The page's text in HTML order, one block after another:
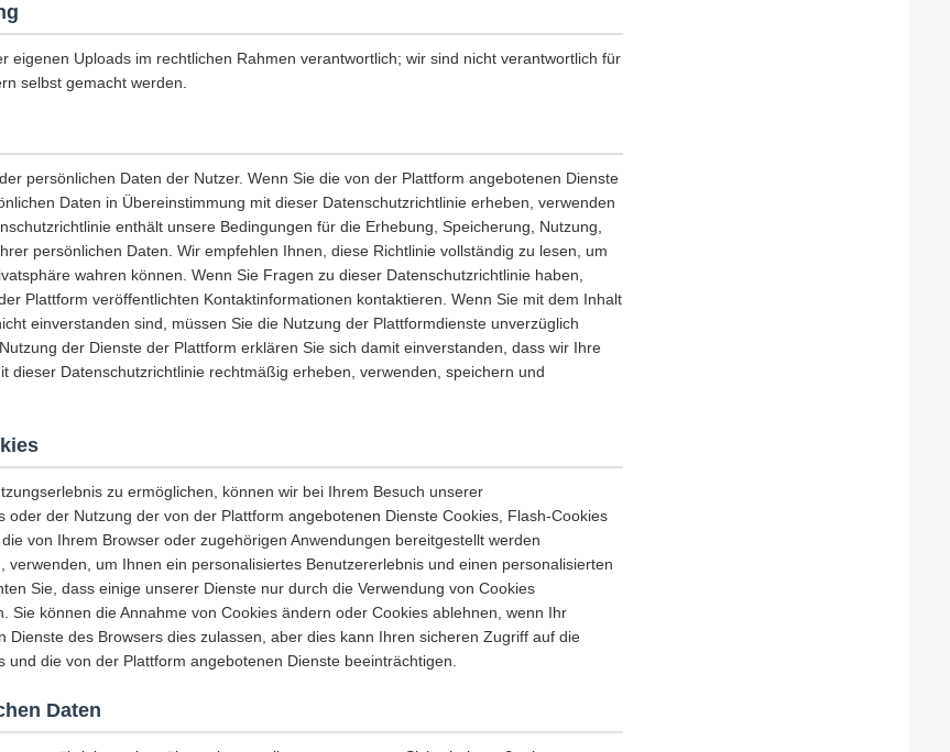
eigenen Uploads im rechtlichen Rahmen verantwortlich; wir sind nicht verantwortlich für
selbst gemacht werden.
persönlichen Daten der Nutzer. Wenn Sie die von der Plattform angebotenen Dienste
Daten in Übereinstimmung mit dieser Datenschutzrichtlinie erheben, verwenden
enthält unsere Bedingungen für die Erhebung, Speicherung, Nutzung,
persönlichen Daten. Wir empfehlen Ihnen, diese Richtlinie vollständig zu lesen, um
wahren können. Wenn Sie Fragen zu dieser Datenschutzrichtlinie haben,
Plattform veröffentlichten Kontaktinformationen kontaktieren. Wenn Sie mit dem Inhalt
einverstanden sind, müssen Sie die Nutzung der Plattformdienste unverzüglich
der Dienste der Plattform erklären Sie sich damit einverstanden, dass wir Ihre
dieser Datenschutzrichtlinie rechtmäßig erheben, verwenden, speichern und
zu ermöglichen, können wir bei Ihrem Besuch unserer
oder der Nutzung der von der Plattform angebotenen Dienste Cookies, Flash-Cookies
von Ihrem Browser oder zugehörigen Anwendungen bereitgestellt werden
verwenden, um Ihnen ein personalisiertes Benutzererlebnis und einen personalisierten
Sie, dass einige unserer Dienste nur durch die Verwendung von Cookies
Sie können die Annahme von Cookies ändern oder Cookies ablehnen, wenn Ihr
Dienste des Browsers dies zulassen, aber dies kann Ihren sicheren Zugriff auf die
und die von der Plattform angebotenen Dienste beeinträchtigen.
Daten